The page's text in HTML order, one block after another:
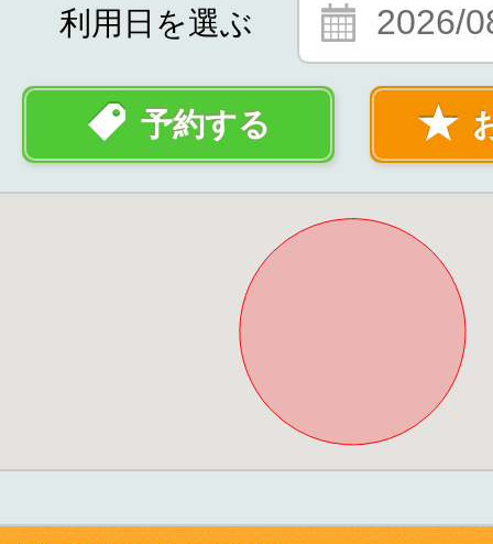
利用日を選ぶ 2026/
予約する